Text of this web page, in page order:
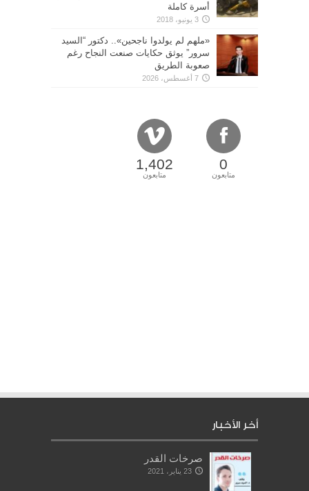
أسرة كاملة
3 يونيو، 2018
«ملهم لم يولدوا ناجحين».. دكتور “السيد
سرور” يوثق حكايات صنعت النجاح رغم
صعوبة الطريق
7 أغسطس، 2026
0
متابعون
1,402
متابعون
أخر الأخبار
صرخات القدر
23 يناير، 2021